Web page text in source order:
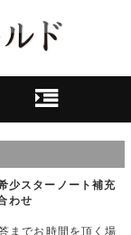
少スターノート補充
わせ
までお時間を頂く場